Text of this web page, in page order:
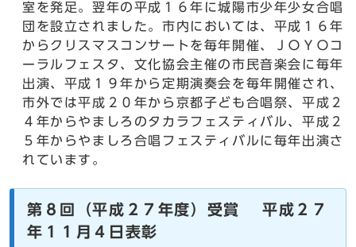
室を発足。翌年の平成１６年に城陽市少年少女合唱
団を設立されました。市内においては、平成１６年
からクリスマスコンサートを毎年開催、ＪＯＹＯコ
ーラルフェスタ、文化協会主催の市民音楽会に毎年
出演、平成１９年から定期演奏会を毎年開催され、
市外では平成２０年から京都子ども合唱祭、平成２
４年からやましろのタカラフェスティバル、平成２
５年からやましろ合唱フェスティバルに毎年出演さ
れています。
第８回（平成２７年度）受賞 平成２７
年１１月４日表彰